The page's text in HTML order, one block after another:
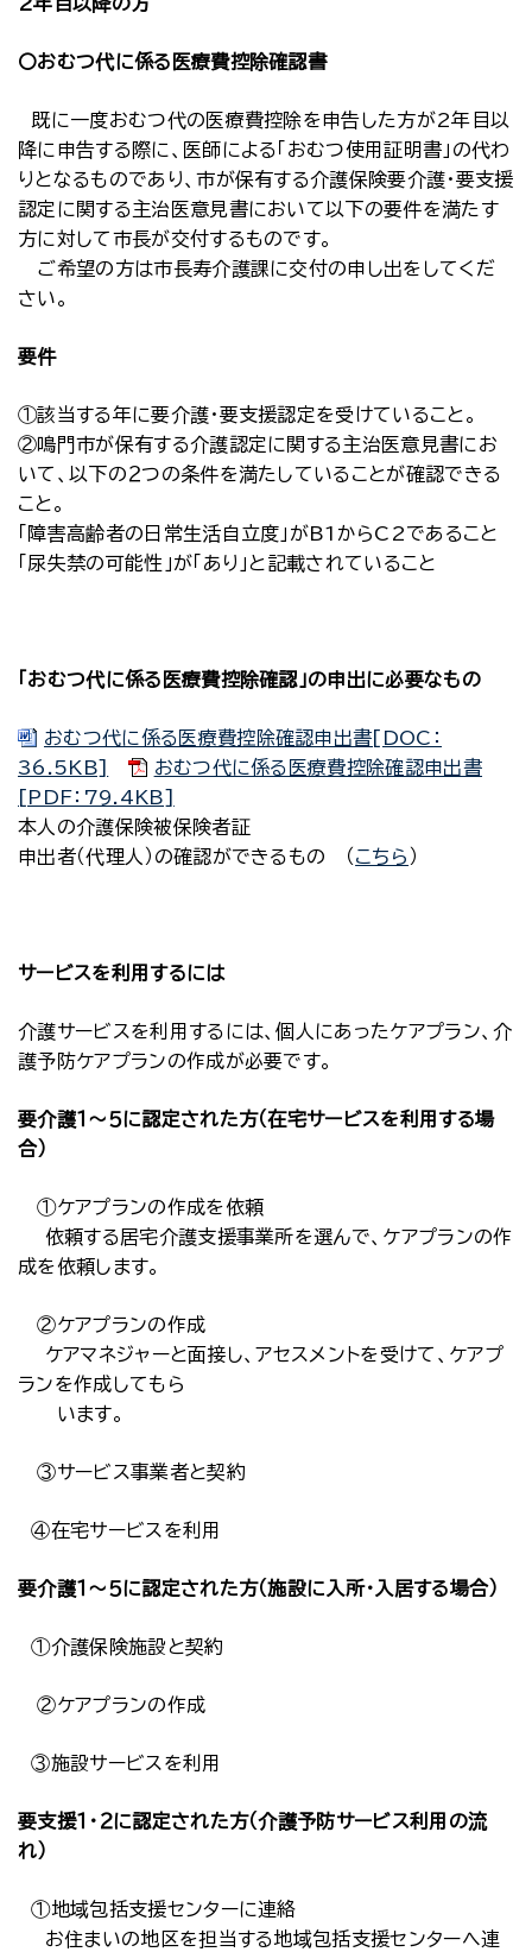
〇おむつ代に係る医療費控除確認書
既に一度おむつ代の医療費控除を申告した方が2年目以
降に申告する際に、医師による「おむつ使用証明書」の代わ
りとなるものであり、市が保有する介護保険要介護・要支援
認定に関する主治医意見書において以下の要件を満たす
方に対して市長が交付するものです。
ご希望の方は市長寿介護課に交付の申し出をしてくだ
さい。
要件
①該当する年に要介護・要支援認定を受けていること。
②鳴門市が保有する介護認定に関する主治医意見書にお
いて、以下の２つの条件を満たしていることが確認できる
こと。
「障害高齢者の日常生活自立度」がB1からC2であること
「尿失禁の可能性」が「あり」と記載されていること
「おむつ代に係る医療費控除確認」の申出に必要なもの
おむつ代に係る医療費控除確認申出書[DOC：
36.5KB]
おむつ代に係る医療費控除確認申出書
[PDF：79.4KB]
本人の介護保険被保険者証
申出者（代理人）の確認ができるもの （ こちら ）
サービスを利用するには
介護サービスを利用するには、個人にあったケアプラン、介
護予防ケアプランの作成が必要です。
要介護１～５に認定された方（在宅サービスを利用する場
合）
①ケアプランの作成を依頼
依頼する居宅介護支援事業所を選んで、ケアプランの作
成を依頼します。
②ケアプランの作成
ケアマネジャーと面接し、アセスメントを受けて、ケアプ
ランを作成してもら
います。
③サービス事業者と契約
④在宅サービスを利用
要介護１～５に認定された方（施設に入所・入居する場合）
①介護保険施設と契約
②ケアプランの作成
③施設サービスを利用
要支援１・２に認定された方（介護予防サービス利用の流
れ）
①地域包括支援センターに連絡
お住まいの地区を担当する地域包括支援センターへ連